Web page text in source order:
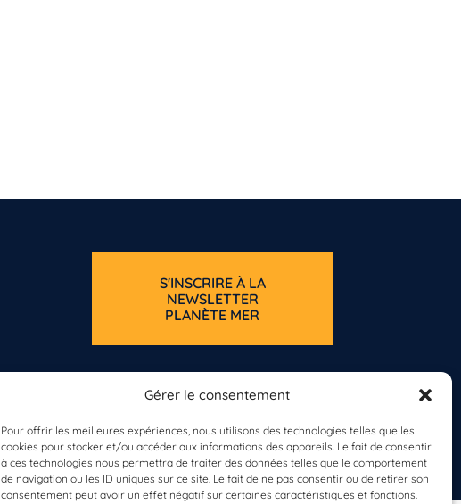
Gérer le consentement
Pour offrir les meilleures expériences, nous utilisons des technologies telles que les
cookies pour stocker et/ou accéder aux informations des appareils. Le fait de consentir
à ces technologies nous permettra de traiter des données telles que le comportement
de navigation ou les ID uniques sur ce site. Le fait de ne pas consentir ou de retirer son
consentement peut avoir un effet négatif sur certaines caractéristiques et fonctions.
S'INSCRIRE À LA
NEWSLETTER
PLANÈTE MER